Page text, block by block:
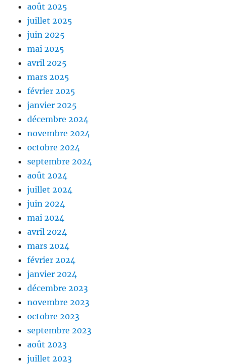
août 2025
juillet 2025
juin 2025
mai 2025
avril 2025
mars 2025
février 2025
janvier 2025
décembre 2024
novembre 2024
octobre 2024
septembre 2024
août 2024
juillet 2024
juin 2024
mai 2024
avril 2024
mars 2024
février 2024
janvier 2024
décembre 2023
novembre 2023
octobre 2023
septembre 2023
août 2023
juillet 2023